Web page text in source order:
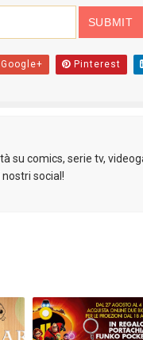
Pinterest
su comics, serie tv,
social!